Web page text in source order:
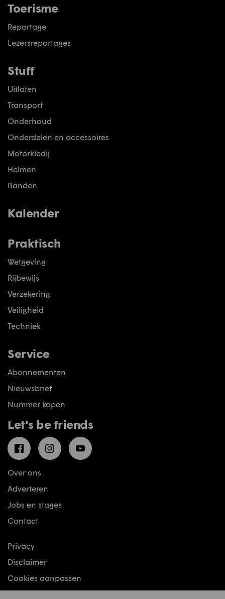
Toerisme
Reportage
Lezersreportages
Stuff
Uitlaten
Transport
Onderhoud
Onderdelen en accessoires
Motorkledij
Helmen
Banden
Kalender
Praktisch
Wetgeving
Rijbewijs
Verzekering
Veiligheid
Techniek
Service
Abonnementen
Nieuwsbrief
Nummer kopen
Let's be friends
FacebookInstagramYouTube
Over ons
Adverteren
Jobs en stages
Contact
Privacy
Disclaimer
Cookies aanpassen